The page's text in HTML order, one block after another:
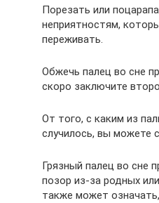
Порезать или
неприятностям,
переживать.
Обжечь палец во сне
скоро заключите
От того, с каким из
случилось, вы можете
Грязный палец во сне
позор из-за родных
также может